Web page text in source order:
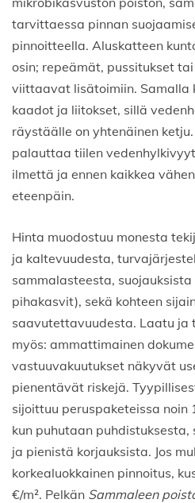
tarvittaessa pinnan
pinnoitteella. Aluskatteen
osin; repeämät, pussitukset
viittaavat lisätoimiin. Samalla
kaadot ja liitokset, sillä
räystäälle on yhtenäinen
palauttaa tiilen
ilmettä ja ennen kaikkea
eteenpäin.
Hinta muodostuu monesta
ja kaltevuudesta,
sammalasteesta,
pihakasvit), sekä kohteen
saavutettavuudesta. Laatu
myös: ammattimainen
vastuuvakuutukset näkyvät
pienentävät riskejä.
sijoittuu peruspaketeissa noin
kun puhutaan
ja pienistä korjauksista. Jos
korkealuokkainen pinnoitus,
€/m². Pelkän Sammaleen